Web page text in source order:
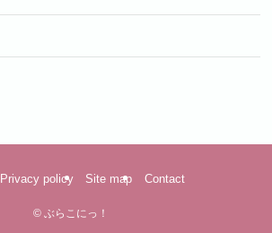
Privacy policy Site map Contact
© ぶらこにっ！